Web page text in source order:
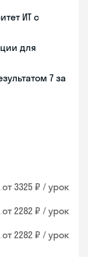
ИТ с
для
7 за
от 3325 ₽ / урок
от 2282 ₽ / урок
от 2282 ₽ / урок